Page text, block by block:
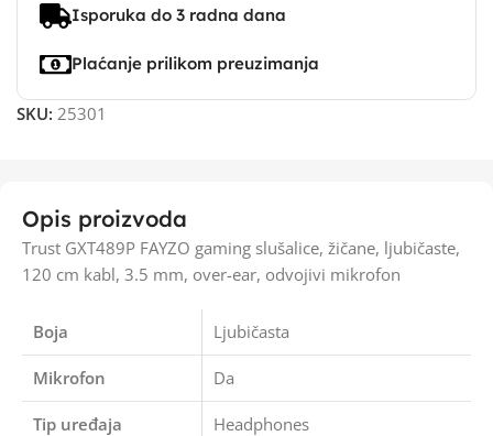
Isporuka do 3 radna dana
Plaćanje prilikom preuzimanja
SKU: 25301
Opis proizvoda
Trust GXT489P FAYZO gaming slušalice, žičane, ljubičaste,
120 cm kabl, 3.5 mm, over-ear, odvojivi mikrofon
Boja Ljubičasta
Mikrofon Da
Tip uređaja Headphones